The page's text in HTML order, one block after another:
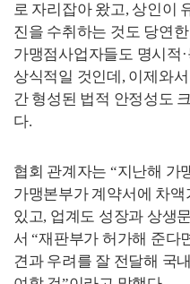
로 자리잡아 왔고, 상인이
진을 수취하는 것도 당연
가맹점사업자들도 명시적 ·
상식적일 것인데 , 이제와
간 형성된 법적 안정성도
다.
협회 관계자는 “지난해 가
가맹본부가 계약서에 차
있고, 업계도 성장과 상생
서“재판부가 허가해 준다
견과 우려를 잘 전달해 국